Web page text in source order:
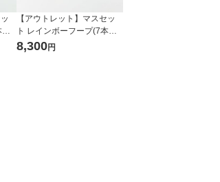
)
【アウトレット】マスセッ
ト レインボーフープ(7本組)
80cm 71431 1組
8,300円